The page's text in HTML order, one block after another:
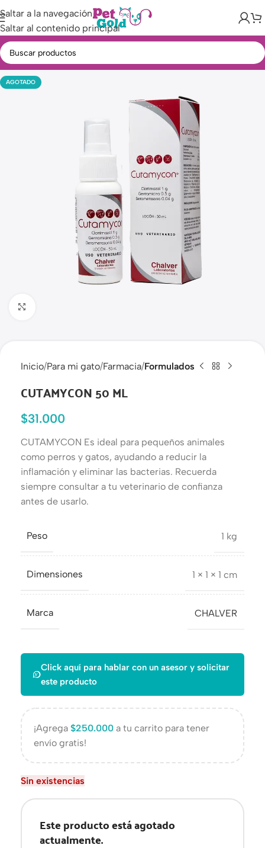
Saltar a la navegación
Saltar al contenido principal
AGOTADO
Inicio Para mi gato Farmacia Formulados
CUTAMYCON 50 ML
$31.000
CUTAMYCON Es ideal para pequeños animales
como perros y gatos, ayudando a reducir la
inflamación y eliminar las bacterias. Recuerda
siempre consultar a tu veterinario de confianza
antes de usarlo.
Peso 1 kg
Dimensiones 1 × 1 × 1 cm
Marca CHALVER
Click aquí para hablar con un asesor y solicitar
este producto
¡Agrega $250.000 a tu carrito para tener
envío gratis!
Sin existencias
Este producto está agotado
actualmente.